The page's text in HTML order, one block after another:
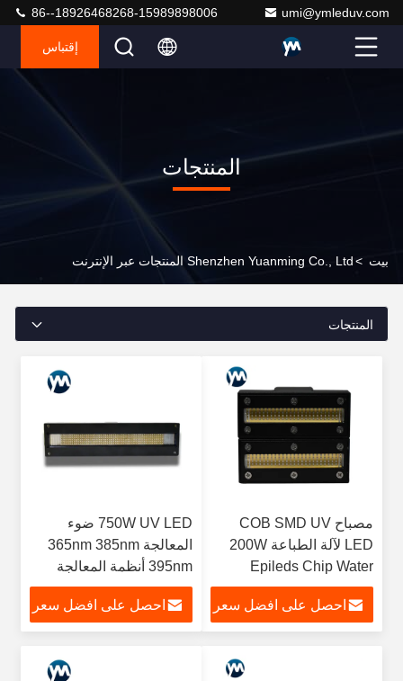
umi@ymleduv.com
86--18926468268-15989898006
إقتباس
المنتجات
بيت >Shenzhen Yuanming Co., Ltd المنتجات عبر الإنترنت
المنتجات
مصباح COB SMD UV
LED لآلة الطباعة 200W
Epileds Chip Water
Cooling
احصل على افضل سعر
750W UV LED ضوء
المعالجة 365nm 385nm
395nm أنظمة المعالجة
بالأشعة فوق البنفسجية
للطباعةاحصل على افضل سعر